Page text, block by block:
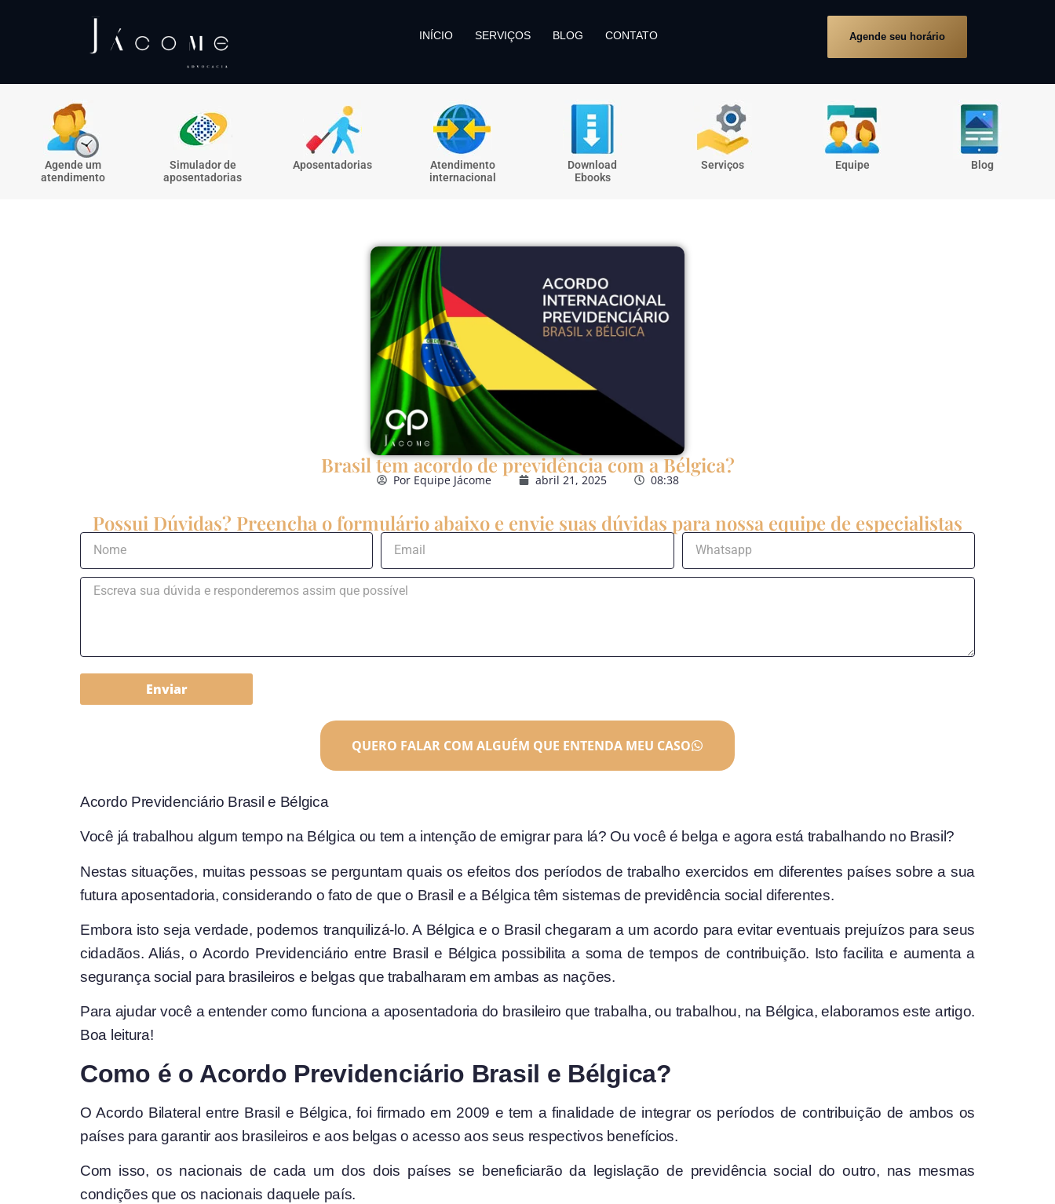
INÍCIO SERVIÇOS BLOG CONTATO Agende seu horário
Agende um
atendimento
Simulador de
aposentadorias
Aposentadorias
Atendimento
internacional
Download
Ebooks
Serviços Equipe Blog
Brasil tem acordo de previdência com a Bélgica?
PorEquipe Jácome abril 21, 2025 08:38
Possui Dúvidas? Preencha o formulário abaixo e envie suas dúvidas para nossa equipe de especialistas
Enviar
QUERO FALAR COM ALGUÉM QUE ENTENDA MEU CASO
Acordo Previdenciário Brasil e Bélgica
Você já trabalhou algum tempo na Bélgica ou tem a intenção de emigrar para lá? Ou você é belga e agora está trabalhando no Brasil?
Nestas situações, muitas pessoas se perguntam quais os efeitos dos períodos de trabalho exercidos em diferentes países sobre a sua
futura aposentadoria, considerando o fato de que o Brasil e a Bélgica têm sistemas de previdência social diferentes.
Embora isto seja verdade, podemos tranquilizá-lo. A Bélgica e o Brasil chegaram a um acordo para evitar eventuais prejuízos para seus
cidadãos. Aliás, o Acordo Previdenciário entre Brasil e Bélgica possibilita a soma de tempos de contribuição. Isto facilita e aumenta a
segurança social para brasileiros e belgas que trabalharam em ambas as nações.
Para ajudar você a entender como funciona a aposentadoria do brasileiro que trabalha, ou trabalhou, na Bélgica, elaboramos este artigo.
Boa leitura!
Como é o Acordo Previdenciário Brasil e Bélgica?
O Acordo Bilateral entre Brasil e Bélgica, foi firmado em 2009 e tem a finalidade de integrar os períodos de contribuição de ambos os
países para garantir aos brasileiros e aos belgas o acesso aos seus respectivos benefícios.
Com isso, os nacionais de cada um dos dois países se beneficiarão da legislação de previdência social do outro, nas mesmas
condições que os nacionais daquele país.